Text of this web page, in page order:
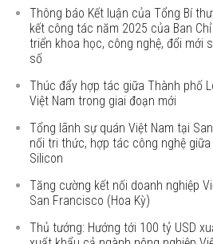
Thông báo Kết luận của Tổng Bí
kết công tác năm 2025 của Ban
triển khoa học, công nghệ, đổi mới
số
Thúc đẩy hợp tác giữa Thành phố
Việt Nam trong giai đoạn mới
Tổng lãnh sự quán Việt Nam tại
nối tri thức, hợp tác công nghệ
Silicon
Tăng cường kết nối doanh nghiệp
San Francisco (Hoa Kỳ)
Thủ tướng: Hướng tới 100 tỷ USD